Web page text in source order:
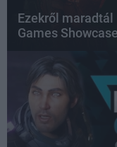
Ezekről maradtál
Games